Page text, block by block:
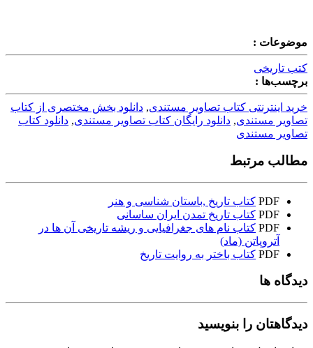
موضوعات :
کتب تاریخی
برچسب‌ها :
خرید اینترنتی کتاب تصاویر مستندی, دانلود بخش مختصری از کتاب
تصاویر مستندی, دانلود رایگان کتاب تصاویر مستندی, دانلود کتاب
تصاویر مستندی
مطالب مرتبط
PDF کتاب تاریخ ,باستان شناسی و هنر
PDF کتاب تاریخ تمدن ایران ساسانی
PDF کتاب نام های جغرافیایی و ریشه تاریخی آن ها در
آتروپاتن (ماد)
PDF کتاب باختر به روایت تاریخ
دیدگاه ها
دیدگاهتان را بنویسید